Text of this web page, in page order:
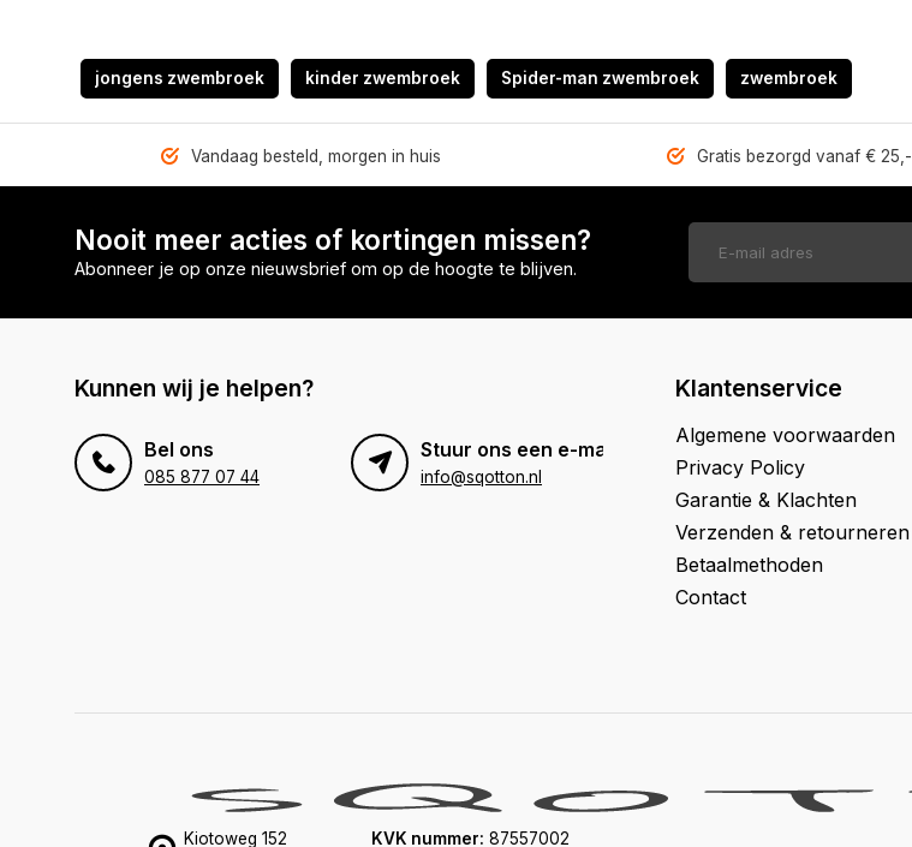
jongens zwembroek kinder zwembroek Spider-man zwembroek zwembroek
Vandaag besteld, morgen in huis Gratis bezorgd vanaf € 25,-
Nooit meer acties of kortingen missen?
Abonneer je op onze nieuwsbrief om op de hoogte te blijven.
Kunnen wij je helpen?
Bel ons
085 877 07 44
Stuur ons een e-mail
info@sqotton.nl
Klantenservice
Algemene voorwaarden
Privacy Policy
Garantie & Klachten
Verzenden & retourneren
Betaalmethoden
Contact
Kiotoweg 152 KVK nummer: 87557002